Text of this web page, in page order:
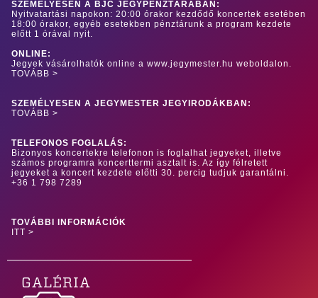
SZEMÉLYESEN A BJC JEGYPÉNZTÁRÁBAN:
Nyitvatartási napokon: 20:00 órakor kezdődő koncertek esetében
18:00 órakor, egyéb esetekben pénztárunk a program kezdete
előtt 1 órával nyit.
ONLINE:
Jegyek vásárolhatók online a www.jegymester.hu weboldalon.
TOVÁBB >
SZEMÉLYESEN A JEGYMESTER JEGYIRODÁKBAN:
TOVÁBB >
TELEFONOS FOGLALÁS:
Bizonyos koncertekre telefonon is foglalhat jegyeket, illetve
számos programra koncerttermi asztalt is. Az így félretett
jegyeket a koncert kezdete előtti 30. percig tudjuk garantálni.
+36 1 798 7289
TOVÁBBI INFORMÁCIÓK
ITT >
GALÉRIA